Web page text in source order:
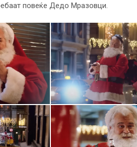
повеќе Дедо Мразовци.